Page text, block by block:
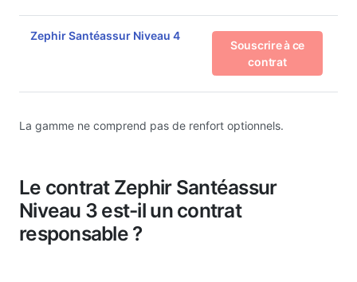
Zephir Santéassur Niveau 4
Souscrire à ce
contrat
La gamme ne comprend pas de renfort optionnels.
Le contrat Zephir Santéassur
Niveau 3 est-il un contrat
responsable ?